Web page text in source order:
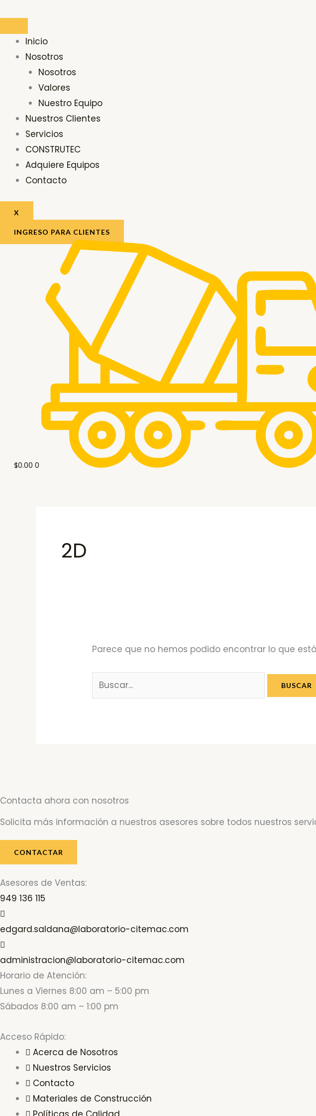
contenido
Inicio
Nosotros
Nosotros
Valores
Nuestro Equipo
Nuestros Clientes
Servicios
CONSTRUTEC
Adquiere Equipos
Contacto
X
INGRESO PARA CLIENTES
$0.00 0
2D
Parece que no hemos podido encontrar lo que
Contacta ahora con nosotros
Solicita más información a nuestros asesores sobre todos nuestros
CONTACTAR
Asesores de Ventas:
949 136 115
edgard.saldana@laboratorio-citemac.com
administracion@laboratorio-citemac.com
Horario de Atención:
Lunes a Viernes 8:00 am – 5:00 pm
Sábados 8:00 am – 1:00 pm
Acceso Rápido:
Acerca de Nosotros
Nuestros Servicios
Contacto
Materiales de Construcción